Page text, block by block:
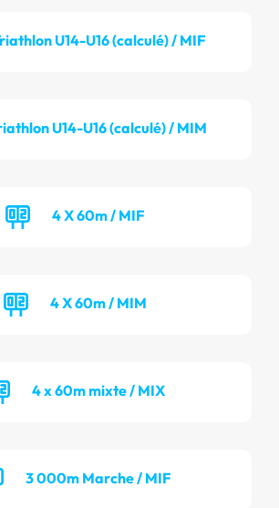
U14-U16 (calculé) / MIF
U14-U16 (calculé) / MIM
4 X 60m / MIF
4 X 60m / MIM
4 x 60m mixte / MIX
3 000m Marche / MIF